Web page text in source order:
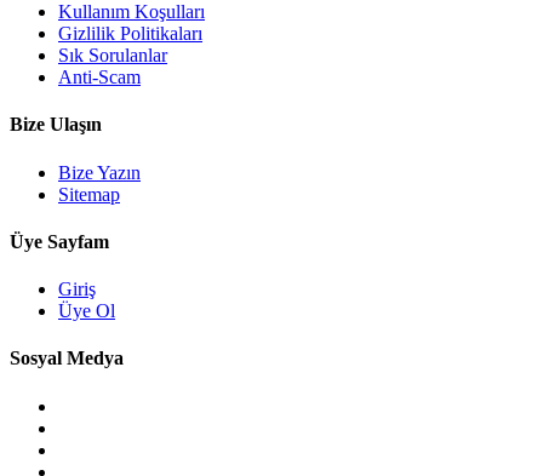
Kullanım Koşulları
Gizlilik Politikaları
Sık Sorulanlar
Anti-Scam
Bize Ulaşın
Bize Yazın
Sitemap
Üye Sayfam
Giriş
Üye Ol
Sosyal Medya